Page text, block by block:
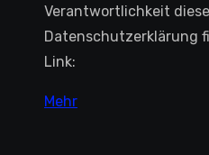
Verantwortlichkeit
Datenschutzerklärung
Link:
Mehr